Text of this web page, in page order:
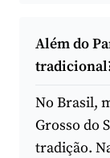
Além do
No Brasil,
Grosso do
tradição.